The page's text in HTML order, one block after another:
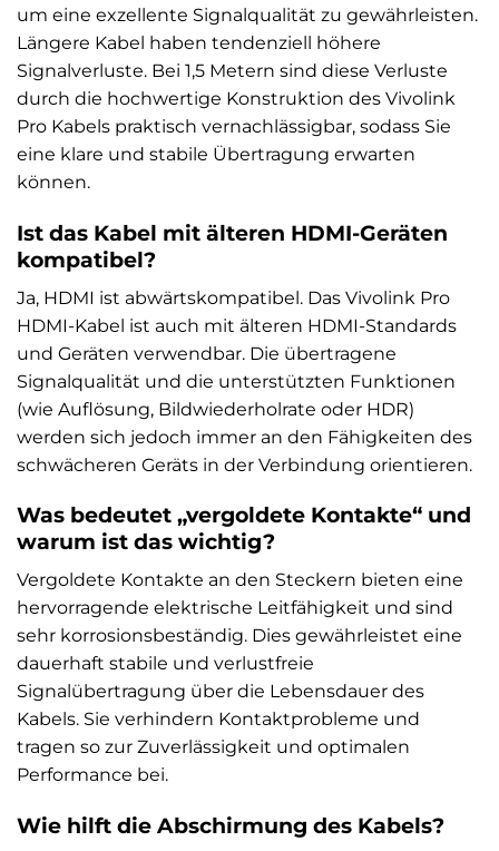
um eine exzellente Signalqualität zu gewährleisten.
Längere Kabel haben tendenziell höhere
Signalverluste. Bei 1,5 Metern sind diese Verluste
durch die hochwertige Konstruktion des Vivolink
Pro Kabels praktisch vernachlässigbar, sodass Sie
eine klare und stabile Übertragung erwarten
können.
Ist das Kabel mit älteren HDMI-Geräten
kompatibel?
Ja, HDMI ist abwärtskompatibel. Das Vivolink Pro
HDMI-Kabel ist auch mit älteren HDMI-Standards
und Geräten verwendbar. Die übertragene
Signalqualität und die unterstützten Funktionen
(wie Auflösung, Bildwiederholrate oder HDR)
werden sich jedoch immer an den Fähigkeiten des
schwächeren Geräts in der Verbindung orientieren.
Was bedeutet „vergoldete Kontakte“ und
warum ist das wichtig?
Vergoldete Kontakte an den Steckern bieten eine
hervorragende elektrische Leitfähigkeit und sind
sehr korrosionsbeständig. Dies gewährleistet eine
dauerhaft stabile und verlustfreie
Signalübertragung über die Lebensdauer des
Kabels. Sie verhindern Kontaktprobleme und
tragen so zur Zuverlässigkeit und optimalen
Performance bei.
Wie hilft die Abschirmung des Kabels?